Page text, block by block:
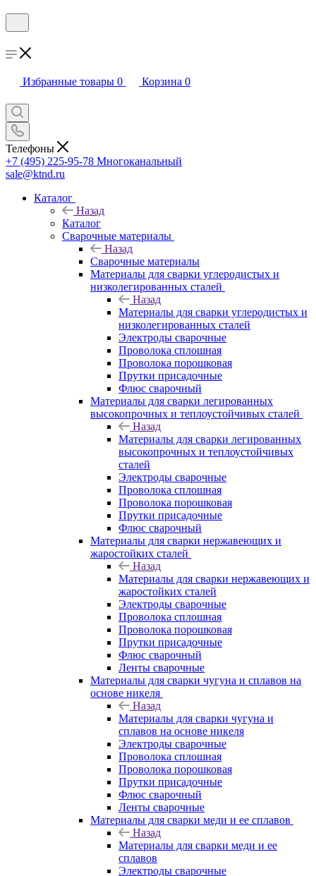
Избранные товары 0 Корзина 0
Телефоны
+7 (495) 225-95-78 Многоканальный
sale@ktnd.ru
Каталог
Назад
Каталог
Сварочные материалы
Назад
Сварочные материалы
Материалы для сварки углеродистых и
низколегированных сталей
Назад
Материалы для сварки углеродистых и
низколегированных сталей
Электроды сварочные
Проволока сплошная
Проволока порошковая
Прутки присадочные
Флюс сварочный
Материалы для сварки легированных
высокопрочных и теплоустойчивых сталей
Назад
Материалы для сварки легированных
высокопрочных и теплоустойчивых
сталей
Электроды сварочные
Проволока сплошная
Проволока порошковая
Прутки присадочные
Флюс сварочный
Материалы для сварки нержавеющих и
жаростойких сталей
Назад
Материалы для сварки нержавеющих и
жаростойких сталей
Электроды сварочные
Проволока сплошная
Проволока порошковая
Прутки присадочные
Флюс сварочный
Ленты сварочные
Материалы для сварки чугуна и сплавов на
основе никеля
Назад
Материалы для сварки чугуна и
сплавов на основе никеля
Электроды сварочные
Проволока сплошная
Проволока порошковая
Прутки присадочные
Флюс сварочный
Ленты сварочные
Материалы для сварки меди и ее сплавов
Назад
Материалы для сварки меди и ее
сплавов
Электроды сварочные